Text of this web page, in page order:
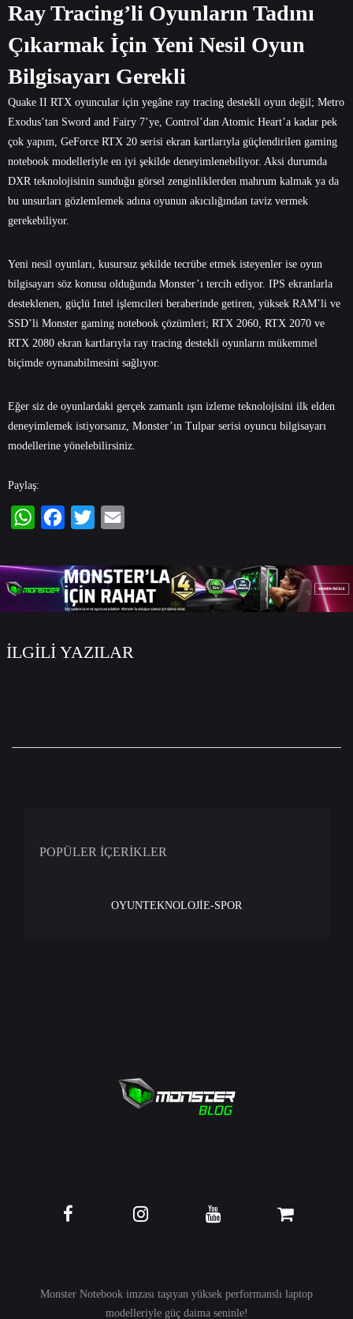
Ray Tracing’li Oyunların Tadını
Çıkarmak İçin Yeni Nesil Oyun
Bilgisayarı Gerekli
Quake II RTX oyuncular için yegâne ray tracing destekli oyun değil; Metro
Exodus’tan Sword and Fairy 7’ye, Control’dan Atomic Heart’a kadar pek
çok yapım, GeForce RTX 20 serisi ekran kartlarıyla güçlendirilen gaming
notebook modelleriyle en iyi şekilde deneyimlenebiliyor. Aksi durumda
DXR teknolojisinin sunduğu görsel zenginliklerden mahrum kalmak ya da
bu unsurları gözlemlemek adına oyunun akıcılığından taviz vermek
gerekebiliyor.
Yeni nesil oyunları, kusursuz şekilde tecrübe etmek isteyenler ise oyun
bilgisayarı söz konusu olduğunda Monster’ı tercih ediyor. IPS ekranlarla
desteklenen, güçlü Intel işlemcileri beraberinde getiren, yüksek RAM’li ve
SSD’li Monster gaming notebook çözümleri; RTX 2060, RTX 2070 ve
RTX 2080 ekran kartlarıyla ray tracing destekli oyunların mükemmel
biçimde oynanabilmesini sağlıyor.
Eğer siz de oyunlardaki gerçek zamanlı ışın izleme teknolojisini ilk elden
deneyimlemek istiyorsanız, Monster’ın Tulpar serisi oyuncu bilgisayarı
modellerine yönelebilirsiniz.
Paylaş:
İLGİLİ YAZILAR
POPÜLER İÇERİKLER
OYUNTEKNOLOJİE-SPOR
Monster Notebook imzası taşıyan yüksek performanslı laptop
modelleriyle güç daima seninle!